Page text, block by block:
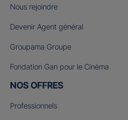
Nous rejoindre
Devenir Agent général
Groupama Groupe
Fondation Gan pour le Cinéma
NOS OFFRES
Professionnels